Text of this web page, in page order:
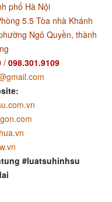
phố Hà Nội
5.5 Tòa nhà Khánh
Ngô Quyền, thành
/ 098.301.9109
#luatsuhinhsu